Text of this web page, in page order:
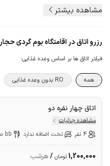
مشاهده بیشتر
رزرو اتاق در اقامتگاه بوم گردی
فیلتر اتاق ها بر اساس وعده غذایی:
همه RO بدون وعده غذایی
اتاق چهار نفره دو
مشاهده جزئیات
4 نفر
تخت اضافه ندارد bb صبحانه
1,200,000تومان /هرشب